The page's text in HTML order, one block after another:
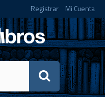
Registrar Mi Cuenta